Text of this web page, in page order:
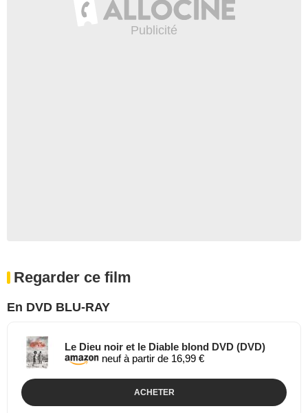
Regarder ce film
En DVD BLU-RAY
Le Dieu noir et le Diable blond DVD (DVD)
neuf à partir de 16,99 €
ACHETER